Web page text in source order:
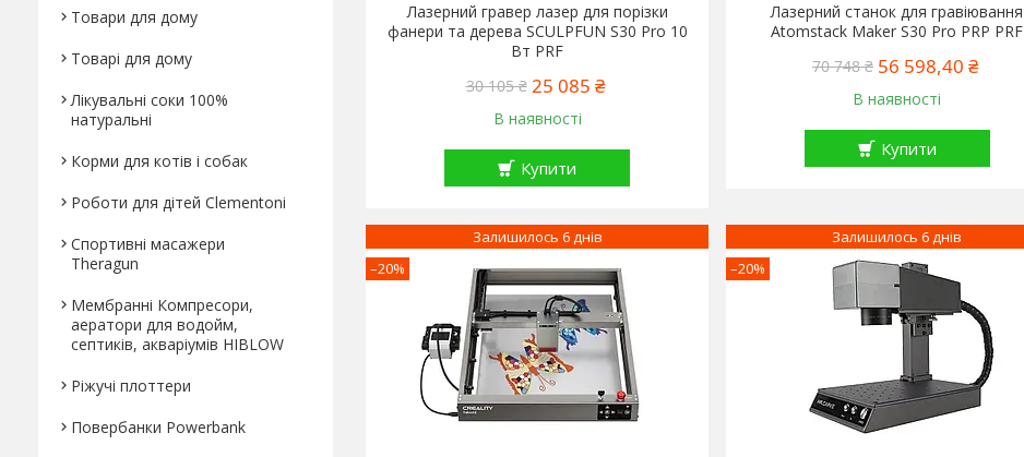
Лазерний гравер лазер для порізки
фанери та дерева SCULPFUN S30 Pro 10
Вт PRF
30 105 ₴ 25 085 ₴
В наявності
Купити
Лазерний станок для гравіювання
Atomstack Maker S30 Pro PRP PRF
70 748 ₴ 56 598,40 ₴
В наявності
Купити
–20%
Залишилось 6 днів
–20%
Залишилось 6 днів
Товари для дому
Товарі для дому
Лікувальні соки 100%
натуральні
Корми для котів і собак
Роботи для дітей Clementonі
Спортивні масажери
Theragun
Мембранні Компресори,
аератори для водойм,
септиків, акваріумів HIBLOW
Ріжучі плоттери
Повербанки Powerbank